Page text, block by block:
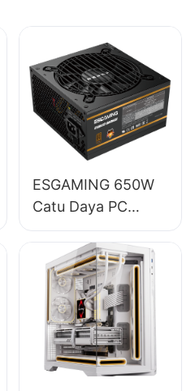
ESGAMING 650W
Catu Daya PC
Desktop Modul
Penuh Berkualitas
Tinggi Efisiensi
85% 80+ Bronze
ESB650W